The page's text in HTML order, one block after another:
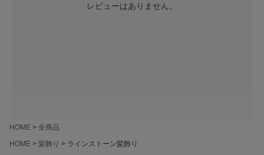
レビューはありません。
HOME
全商品
HOME
髪飾り
ラインストーン髪飾り